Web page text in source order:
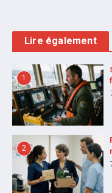
Lire également
1
2